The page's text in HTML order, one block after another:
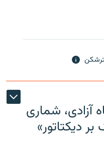
آزادی، شماری
دیکتاتور»